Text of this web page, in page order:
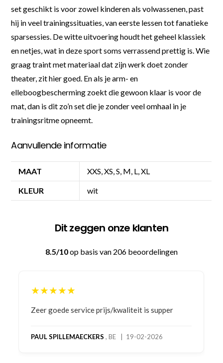
set geschikt is voor zowel kinderen als volwassenen, past
hij in veel trainingssituaties, van eerste lessen tot fanatieke
sparsessies. De witte uitvoering houdt het geheel klassiek
en netjes, wat in deze sport soms verrassend prettig is. Wie
graag traint met materiaal dat zijn werk doet zonder
theater, zit hier goed. En als je arm- en
elleboogbescherming zoekt die gewoon klaar is voor de
mat, dan is dit zo’n set die je zonder veel omhaal in je
trainingsritme opneemt.
Aanvullende informatie
MAAT XXS, XS, S, M, L, XL
KLEUR wit
Dit zeggen onze klanten
8.5/10op basis van 206 beoordelingen
★★★★★
Bestelling gedaan vanwege goede prijzen en
bestelling al ontvangen met gifts, waardoor je